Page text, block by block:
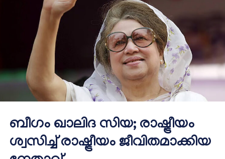
ബീഗം ഖാലിദ സിയ; രാഷ്ട്രീയം
ശ്വസിച്ച് രാഷ്ട്രീയം ജീവിതമാക്കിയ